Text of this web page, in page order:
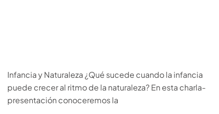
Infancia y Naturaleza ¿Qué sucede cuando la infancia
puede crecer al ritmo de la naturaleza? En esta charla-
presentación conoceremos la